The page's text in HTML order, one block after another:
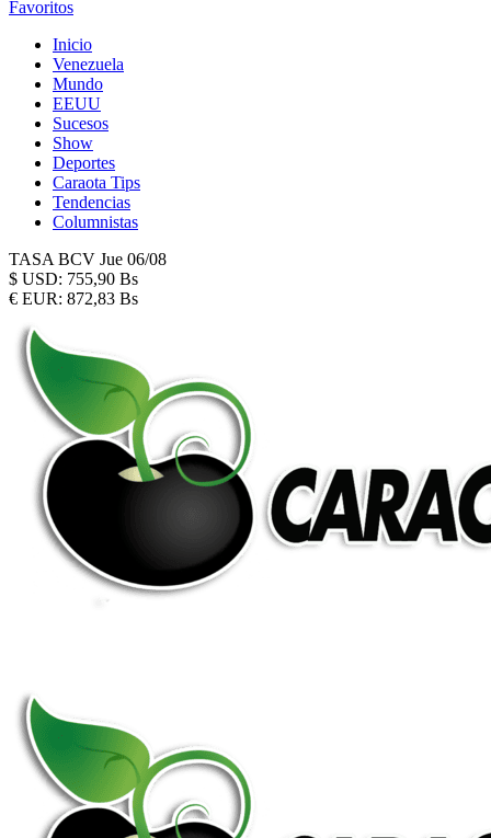
Favoritos
Inicio
Venezuela
Mundo
EEUU
Sucesos
Show
Deportes
Caraota Tips
Tendencias
Columnistas
TASA BCV Jue 06/08
$ USD: 755,90 Bs
€ EUR: 872,83 Bs